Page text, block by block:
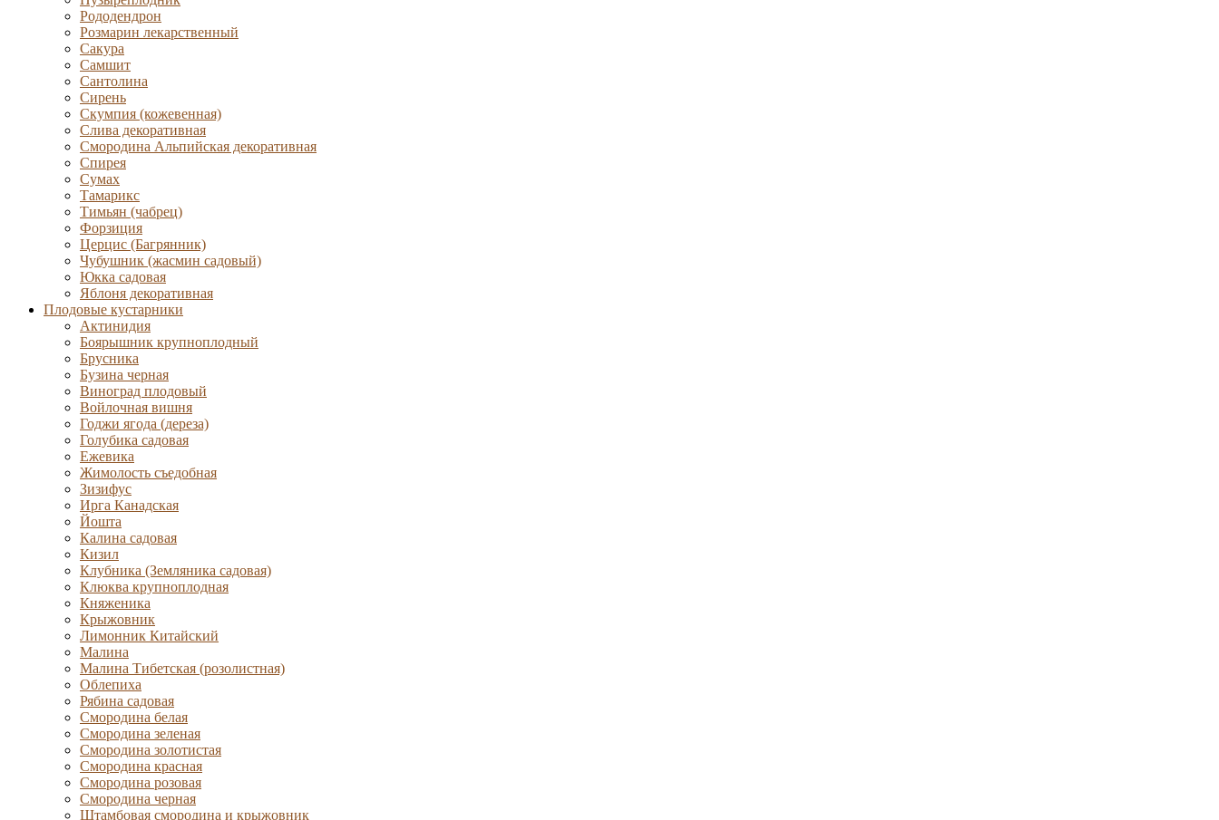
Рододендрон
Розмарин лекарственный
Сакура
Самшит
Сантолина
Сирень
Скумпия (кожевенная)
Слива декоративная
Смородина Альпийская декоративная
Спирея
Сумах
Тамарикс
Тимьян (чабрец)
Форзиция
Церцис (Багрянник)
Чубушник (жасмин садовый)
Юкка садовая
Яблоня декоративная
Плодовые кустарники
Актинидия
Боярышник крупноплодный
Брусника
Бузина черная
Виноград плодовый
Войлочная вишня
Годжи ягода (дереза)
Голубика садовая
Ежевика
Жимолость съедобная
Зизифус
Ирга Канадская
Йошта
Калина садовая
Кизил
Клубника (Земляника садовая)
Клюква крупноплодная
Княженика
Крыжовник
Лимонник Китайский
Малина
Малина Тибетская (розолистная)
Облепиха
Рябина садовая
Смородина белая
Смородина зеленая
Смородина золотистая
Смородина красная
Смородина розовая
Смородина черная
Штамбовая смородина и крыжовник